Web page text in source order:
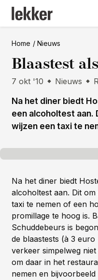
Home Nieuws
Blaastest
7 okt '10 Nieuws
Na het diner biedt
een alcoholtest aan.
wijzen een taxi te
Na het diner biedt
alcoholtest aan. Dit
taxi te nemen of een
promillage te hoog is.
Schuddebeurs is
de blaastests (à 3
verkeer simpelweg
om daar in het
nemen en